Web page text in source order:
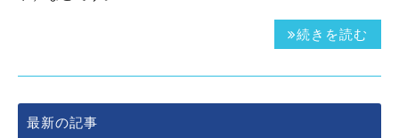
続きを読む
最新の記事